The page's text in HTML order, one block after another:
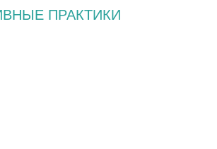
ПРАКТИКИ